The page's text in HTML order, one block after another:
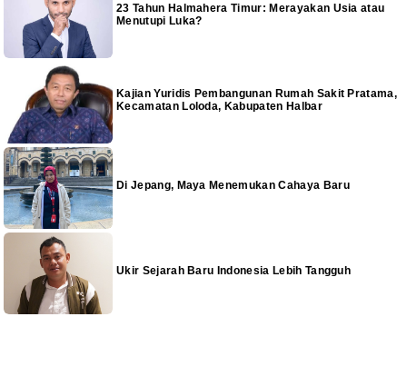
23 Tahun Halmahera Timur: Merayakan Usia atau
Menutupi Luka?
Kajian Yuridis Pembangunan Rumah Sakit Pratama,
Kecamatan Loloda, Kabupaten Halbar
Di Jepang, Maya Menemukan Cahaya Baru
Ukir Sejarah Baru Indonesia Lebih Tangguh